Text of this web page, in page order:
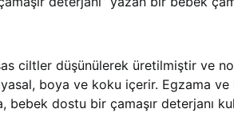
ciltler düşünülerek üretilmiştir ve
boya ve koku içerir. Egzama ve
dostu bir çamaşır deterjanı